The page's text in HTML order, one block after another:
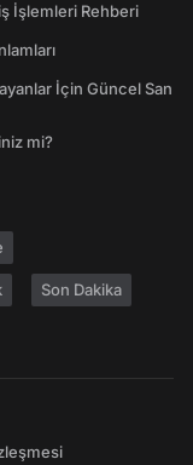
İşlemleri Rehberi
İçin Güncel San
mi?
Son Dakika